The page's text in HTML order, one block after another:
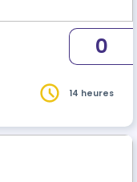
0
14 heures